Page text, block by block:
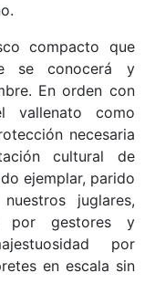
compacto que
se conocerá y
En orden con
vallenato como
necesaria
cultural de
ejemplar, parido
juglares,
por gestores y
por
en escala sin